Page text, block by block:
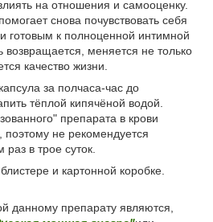
на отношения и самооценку.
снова почувствовать себя
готовым к полноценной интимной
возвращается, меняется не только
качество жизни.
за полчаса-час до
тёплой кипячёной водой.
препарата в крови
поэтому не рекомендуется
в трое суток.
и картонной коробке.
данному препарату являются,